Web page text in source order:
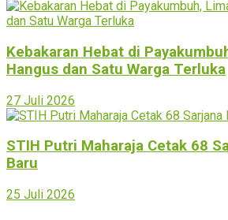
Kebakaran Hebat di
Hangus dan Satu Warga Terluka
27 Juli 2026
STIH Putri Maharaja Cetak 68
Baru
25 Juli 2026